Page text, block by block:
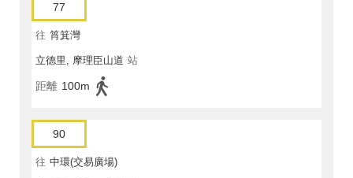
77
往 筲箕灣
立德里, 摩理臣山道 站
距離 100m
90
往 中環(交易廣場)